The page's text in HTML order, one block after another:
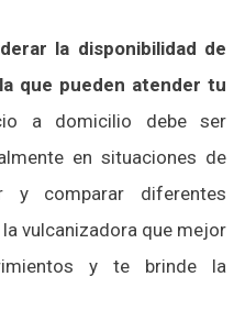
la disponibilidad de
que pueden atender tu
a domicilio debe ser
en situaciones de
y comparar diferentes
vulcanizadora que mejor
y te brinde la